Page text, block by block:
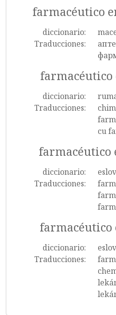
farmacéutico
diccionario:
Traducciones:
diccionario:
Traducciones:
cu
farmacéutico
diccionario:
Traducciones:
farmacéutico
diccionario:
Traducciones: